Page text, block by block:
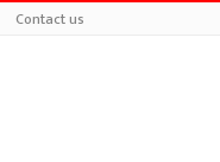
Contact us